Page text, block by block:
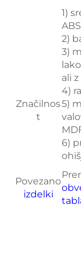
Značilnos
t
1)
2)
3)
ali
4)
5)
6)
Povezano
izdelki